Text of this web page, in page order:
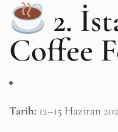
2.
Coffee
Tarih: 12–15 Haziran